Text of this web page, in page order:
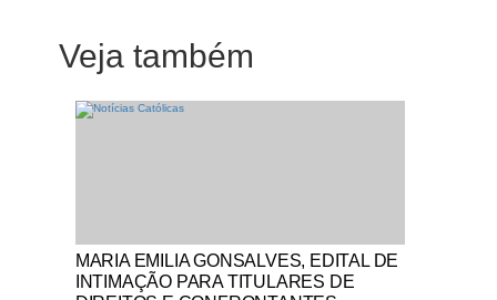
Veja também
Notícias Católicas
MARIA EMILIA GONSALVES, EDITAL DE
INTIMAÇÃO PARA TITULARES DE